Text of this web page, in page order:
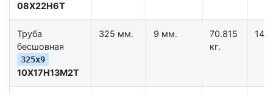
08Х22Н6Т
Труба
бесшовная
325х9
10Х17Н13М2Т
325 мм. 9 мм.
70.815
кг.